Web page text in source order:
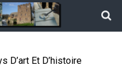
D’art Et D’histoire